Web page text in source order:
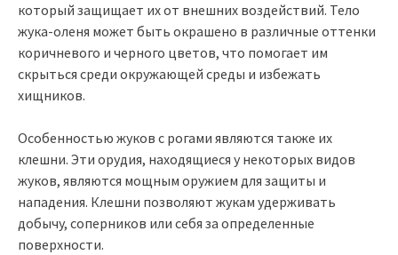
который защищает их от внешних воздействий. Тело
жука-оленя может быть окрашено в различные оттенки
коричневого и черного цветов, что помогает им
скрыться среди окружающей среды и избежать
хищников.
Особенностью жуков с рогами являются также их
клешни. Эти орудия, находящиеся у некоторых видов
жуков, являются мощным оружием для защиты и
нападения. Клешни позволяют жукам удерживать
добычу, соперников или себя за определенные
поверхности.